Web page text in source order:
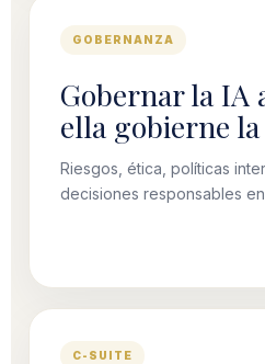
GOBERNANZA
Gobernar la IA
ella gobierne
Riesgos, ética, políticas
decisiones responsables
C-SUITE